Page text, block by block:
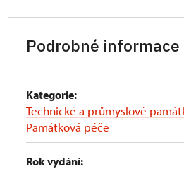
Podrobné informace
Kategorie:
Technické a průmyslové
Památková péče
Rok vydání: